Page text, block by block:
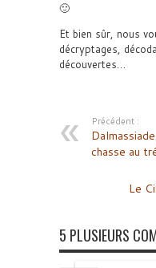
🙂
Et bien sûr, nous
décryptages,
découvertes…
Précédent :
chasse au
Le
5 PLUSIEURS